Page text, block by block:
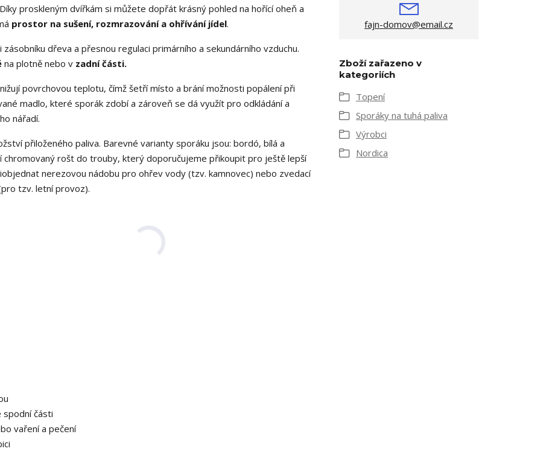
proskleným dvířkám si můžete dopřát krásný pohled na hořící oheň a
prostor na sušení, rozmrazování a ohřívání jídel.
i zásobníku dřeva a přesnou regulaci primárního a sekundárního vzduchu.
na plotně nebo v zadní části.
povrchovou teplotu, čímž šetří místo a brání možnosti popálení při
madlo, které sporák zdobí a zároveň se dá využít pro odkládání a
nářadí.
přiloženého paliva. Barevné varianty sporáku jsou: bordó, bílá a
chromovaný rošt do trouby, který doporučujeme přikoupit pro ještě lepší
nerezovou nádobu pro ohřev vody (tzv. kamnovec) nebo zvedací
tzv. letní provoz).
části
vaření a pečení
fajn-domov@email.cz
Zboží zařazeno v
kategoriích
Topení
Sporáky na tuhá paliva
Výrobci
Nordica